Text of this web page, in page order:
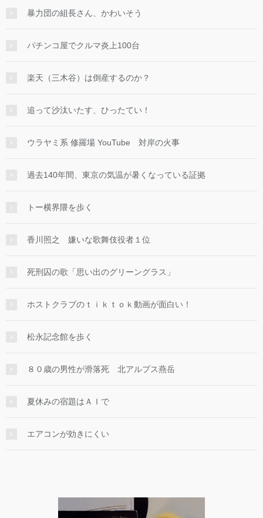
暴力団の組長さん、かわいそう
パチンコ屋でクルマ炎上100台
楽天（三木谷）は倒産するのか？
追って沙汰いたす、ひったてい！
ウラヤミ系 修羅場 YouTube 対岸の火事
過去140年間、東京の気温が暑くなっている証拠
トー横界隈を歩く
香川照之 嫌いな歌舞伎役者１位
死刑囚の歌「思い出のグリーングラス」
ホストクラブのｔｉｋｔｏｋ動画が面白い！
松永記念館を歩く
８０歳の男性が滑落死 北アルプス燕岳
夏休みの宿題はＡＩで
エアコンが効きにくい